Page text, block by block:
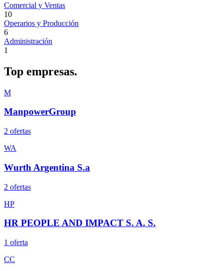
Comercial y Ventas
10
Operarios y Producción
6
Administración
1
Top empresas.
M
ManpowerGroup
2 ofertas
WA
Wurth Argentina S.a
2 ofertas
HP
HR PEOPLE AND IMPACT S. A. S.
1 oferta
CC